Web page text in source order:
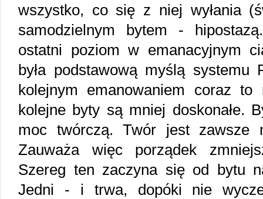
wszystko, co się z niej wyłania
samodzielnym bytem -
ostatni poziom w emanacyjnym
była podstawową myślą systemu
kolejnym emanowaniem coraz to
kolejne byty są mniej doskonałe.
moc twórczą. Twór jest zawsze
Zauważa więc porządek
Szereg ten zaczyna się od bytu
Jedni - i trwa, dopóki nie